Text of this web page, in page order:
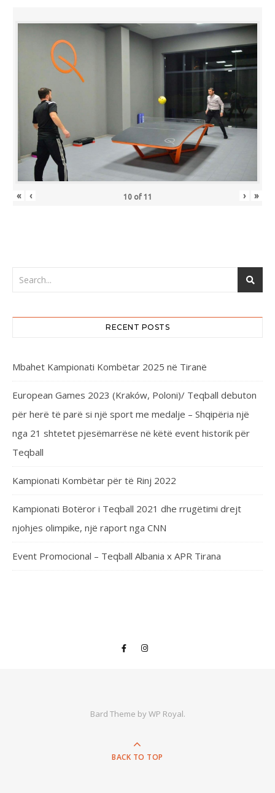
« ‹ 10of 11 › »
RECENT POSTS
Mbahet Kampionati Kombëtar 2025 në Tiranë
European Games 2023 (Kraków, Poloni)/ Teqball debuton
për herë të parë si një sport me medalje – Shqipëria një
nga 21 shtetet pjesëmarrëse në këtë event historik për
Teqball
Kampionati Kombëtar për të Rinj 2022
Kampionati Botëror i Teqball 2021 dhe rrugëtimi drejt
njohjes olimpike, një raport nga CNN
Event Promocional – Teqball Albania x APR Tirana
Bard Theme byWP Royal.
BACK TO TOP